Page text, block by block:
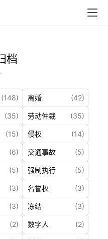
档
(148) 离婚 (42)
(35) 劳动仲裁 (35)
(15) 侵权 (14)
(6) 交通事故 (5)
(5) 强制执行 (5)
(3) 名誉权 (3)
(3) 冻结 (3)
(2) 数字人 (2)